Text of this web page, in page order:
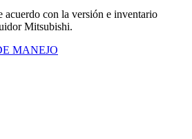
acuerdo con la versión e inventario
Mitsubishi.
MANEJO